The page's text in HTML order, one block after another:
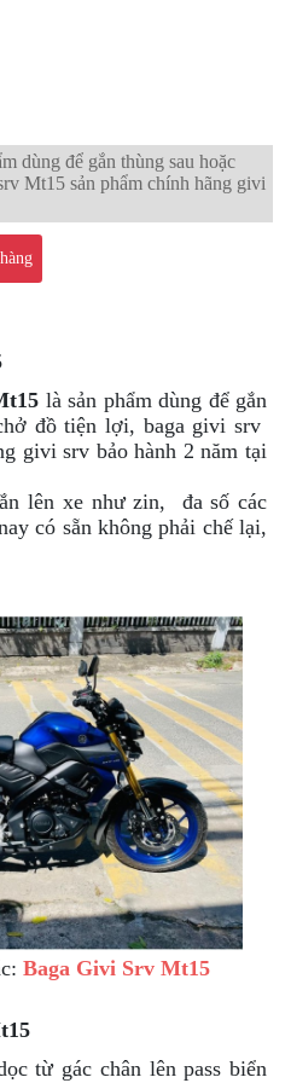
dùng để gắn thùng sau hoặc
Mt15 sản phẩm chính hãng givi
là sản phẩm dùng để gắn
đồ tiện lợi, baga givi srv
givi srv bảo hành 2 năm tại
lên xe như zin, đa số các
có sẵn không phải chế lại,
Baga Givi Srv Mt15
từ gác chân lên pass biển